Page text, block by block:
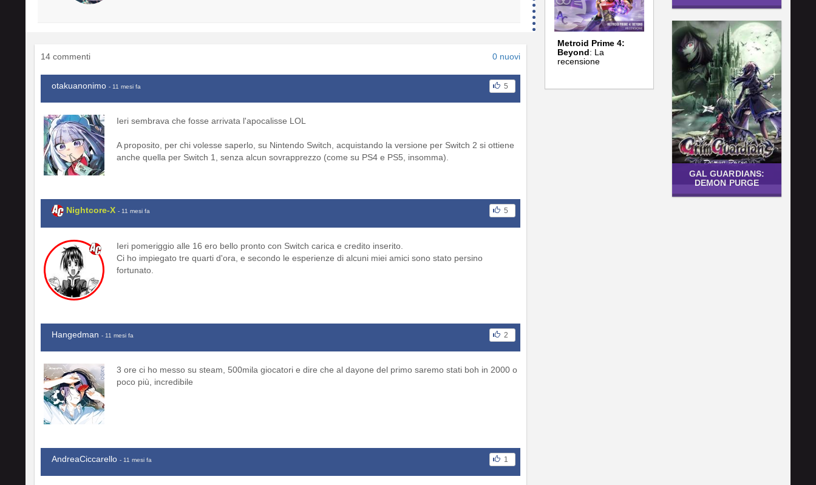
14 commenti 0 nuovi
otakuanonimo - 11 mesi fa 5
Ieri sembrava che fosse arrivata l'apocalisse LOL
A proposito, per chi volesse saperlo, su Nintendo Switch, acquistando la versione per Switch 2 si ottiene
anche quella per Switch 1, senza alcun sovrapprezzo (come su PS4 e PS5, insomma).
Nightcore-X - 11 mesi fa 5
Ieri pomeriggio alle 16 ero bello pronto con Switch carica e credito inserito.
Ci ho impiegato tre quarti d'ora, e secondo le esperienze di alcuni miei amici sono stato persino
fortunato.
Hangedman - 11 mesi fa 2
3 ore ci ho messo su steam, 500mila giocatori e dire che al dayone del primo saremo stati boh in 2000 o
poco più, incredibile
AndreaCiccarello - 11 mesi fa 1
Metroid Prime 4:
Beyond: La
recensione
GAL GUARDIANS:
DEMON PURGE